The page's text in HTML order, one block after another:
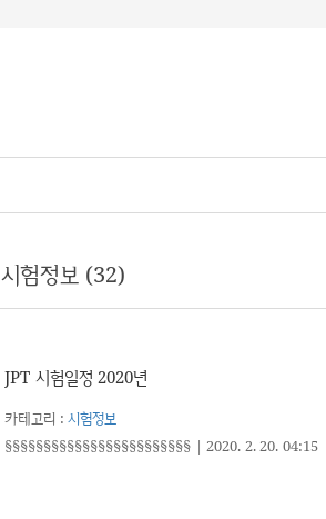
시험정보 (32)
JPT 시험일정 2020년
카테고리 : 시험정보
§§§§§§§§§§§§§§§§§§§§§§§§ | 2020. 2. 20. 04:15